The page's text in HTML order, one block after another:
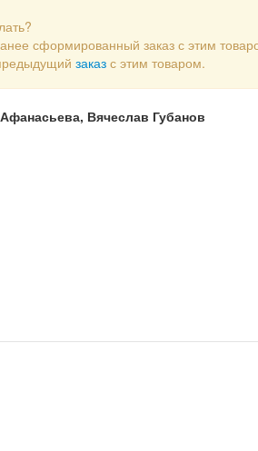
сформированный заказ с этим
заказ с этим товаром.
Вячеслав Губанов